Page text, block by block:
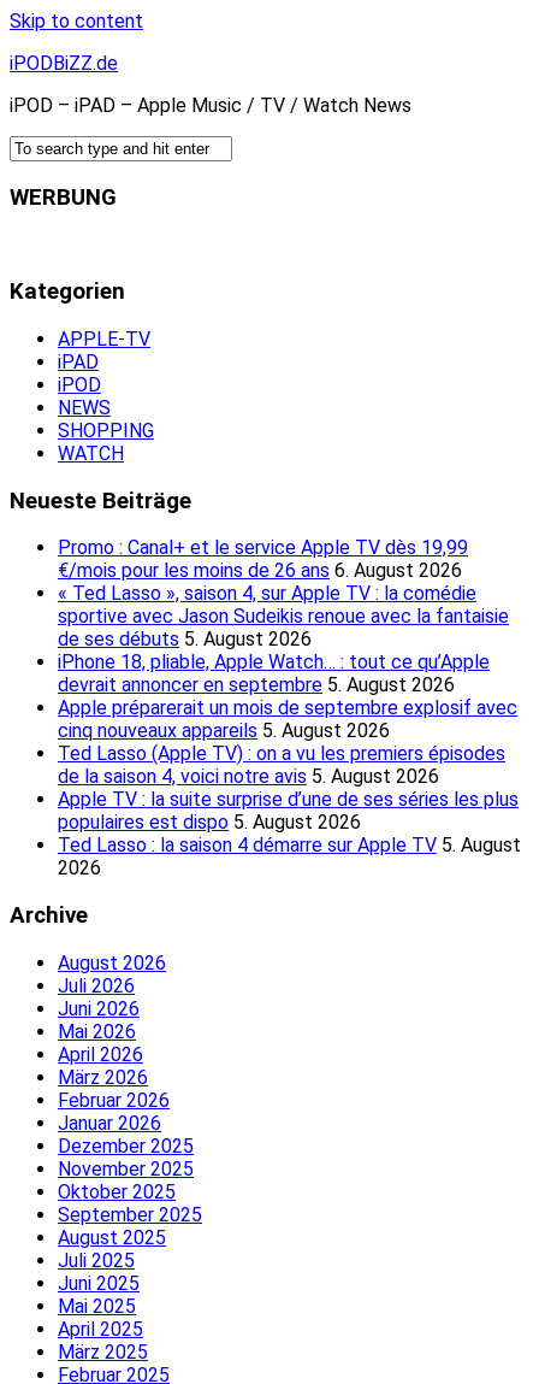
Skip to content
iPODBiZZ.de
iPOD – iPAD – Apple Music / TV / Watch News
WERBUNG
Kategorien
APPLE-TV
iPAD
iPOD
NEWS
SHOPPING
WATCH
Neueste Beiträge
Promo : Canal+ et le service Apple TV dès 19,99
€/mois pour les moins de 26 ans 6. August 2026
« Ted Lasso », saison 4, sur Apple TV : la comédie
sportive avec Jason Sudeikis renoue avec la fantaisie
de ses débuts 5. August 2026
iPhone 18, pliable, Apple Watch… : tout ce qu’Apple
devrait annoncer en septembre 5. August 2026
Apple préparerait un mois de septembre explosif avec
cinq nouveaux appareils 5. August 2026
Ted Lasso (Apple TV) : on a vu les premiers épisodes
de la saison 4, voici notre avis 5. August 2026
Apple TV : la suite surprise d’une de ses séries les plus
populaires est dispo 5. August 2026
Ted Lasso : la saison 4 démarre sur Apple TV 5. August
2026
Archive
August 2026
Juli 2026
Juni 2026
Mai 2026
April 2026
März 2026
Februar 2026
Januar 2026
Dezember 2025
November 2025
Oktober 2025
September 2025
August 2025
Juli 2025
Juni 2025
Mai 2025
April 2025
März 2025
Februar 2025